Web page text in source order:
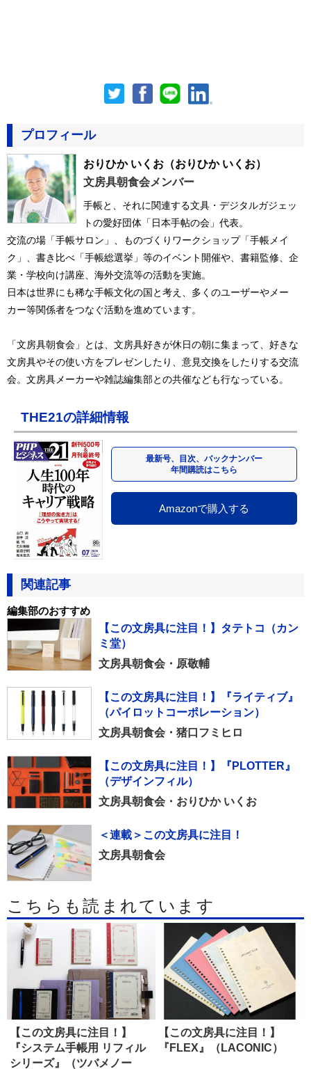
プロフィール
おりひか いくお （おりひか いくお）
文房具朝食会メンバー
手帳と、それに関連する文具・デジタルガジェッ
トの愛好団体「日本手帖の会」代表。
交流の場「手帳サロン」、ものづくりワークショップ「手帳メイ
ク」、書き比べ「手帳総選挙」等のイベント開催や、書籍監修、企
業・学校向け講座、海外交流等の活動を実施。
日本は世界にも稀な手帳文化の国と考え、多くのユーザーやメー
カー等関係者をつなぐ活動を進めています。
「文房具朝食会」とは、文房具好きが休日の朝に集まって、好きな
文房具やその使い方をプレゼンしたり、意見交換をしたりする交流
会。文房具メーカーや雑誌編集部との共催なども行なっている。
THE21の詳細情報
最新号、目次、バックナンバー
年間購読はこちら
Amazonで購入する
関連記事
編集部のおすすめ
【この文房具に注目！】タテトコ（カン
ミ堂）
文房具朝食会・原敬輔
【この文房具に注目！】『ライティブ』
（パイロットコーポレーション）
文房具朝食会・猪口フミヒロ
【この文房具に注目！】『PLOTTER』
（デザインフィル）
文房具朝食会・おりひか いくお
＜連載＞この文房具に注目！
文房具朝食会
こちらも読まれています
【この文房具に注目！】
『システム手帳用 リフィル
シリーズ』（ツバメノー
【この文房具に注目！】
『FLEX』（LACONIC）